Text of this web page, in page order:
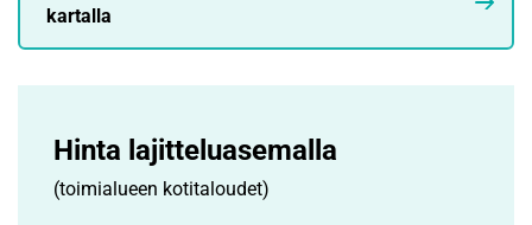
kartalla
Hinta lajittelu­asemalla
(toimialueen kotitaloudet)